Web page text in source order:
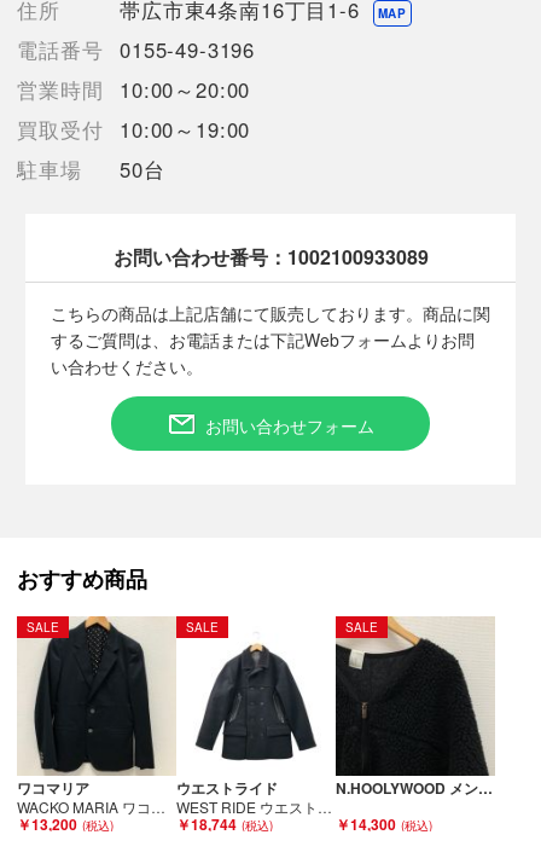
う場合がございます。
売切れの場合は、ご購入をキャンセルさせていただく場合がござ
います。】
【備考/コメント】
スレやダメージが見受けられます。
ますが、実際の商品と比較し色味に若干の誤差が生じる場合があ
りますこと予めご了承ください。
店頭との併売商品のため、記載に無い細かなキズ、汚れが見受け
られるなど多少商品状態が変化する場合がございます。
■状態等は画像をご確認・ご参照下さい。
い■
弊社（株式会社オカモト）の商品画像や文章を無断盗用した『偽
装サイト』を確認しておりますが、
当店とは一切関係がございませんのでご注意ください。
住所 帯広市東4条南16丁目1-6 MAP
電話番号 0155-49-3196
営業時間
10:00～20:00
買取受付
10:00～19:00
駐車場
50台
お問い合わせ番号： 1002100933089
こちらの商品は上記店舗にて販売しております。商品に関
するご質問は、お電話または下記Webフォームよりお問
い合わせください。
お問い合わせフォーム
おすすめ商品
SALE
ワコマリア
WACKO MARIA ワコマリア メンズジャケット sizeS ネイビー Bランク
￥13,200
SALE
ウエストライド
WEST RIDE ウエストライド メンズ コート サイズ38 ブラック Bランク
￥18,744
SALE
N.HOOLYWOOD メンズ衣料 ノーカラーフリースジャケット サイズ38 192-BL02-030 ブラック Bランク
￥14,300